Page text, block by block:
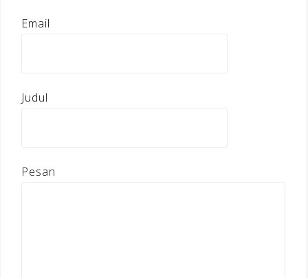
Email
Judul
Pesan